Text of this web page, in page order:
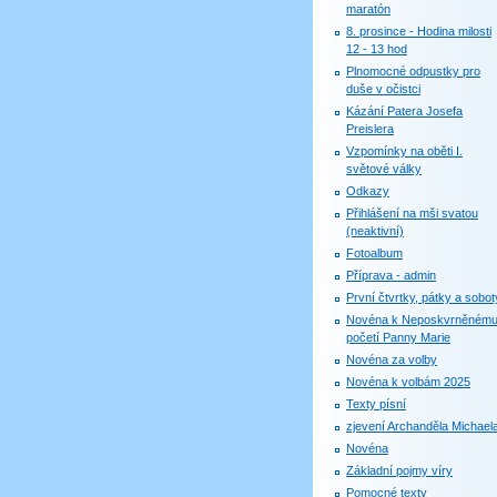
maratón
8. prosince - Hodina milosti
12 - 13 hod
Plnomocné odpustky pro
duše v očistci
Kázání Patera Josefa
Preislera
Vzpomínky na oběti I.
světové války
Odkazy
Přihlášení na mši svatou
(neaktivní)
Fotoalbum
Příprava - admin
První čtvrtky, pátky a
Novéna k Neposkvrněnému
početí Panny Marie
Novéna za volby
Novéna k volbám 2025
Texty písní
zjevení Archanděla
Novéna
Základní pojmy víry
Pomocné texty